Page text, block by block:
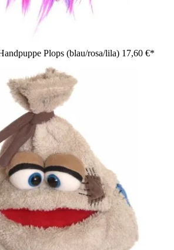
Plops (blau/rosa/lila) 17,60 €*